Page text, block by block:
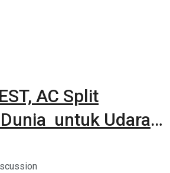
AC Split
untuk Udara